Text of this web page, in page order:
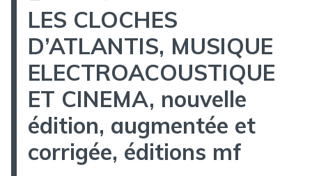
DANS
LES CLOCHES
D’ATLANTIS, MUSIQUE
ELECTROACOUSTIQUE
ET CINEMA, nouvelle
édition, augmentée et
corrigée, éditions mf